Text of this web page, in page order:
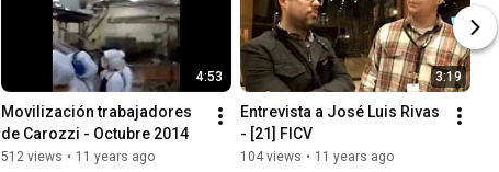
4:53
Movilización trabajadores
de Carozzi - Octubre 2014
512 views • 11 years ago
3:19
Entrevista a José Luis Rivas
- [21] FICV
104 views • 11 years ago